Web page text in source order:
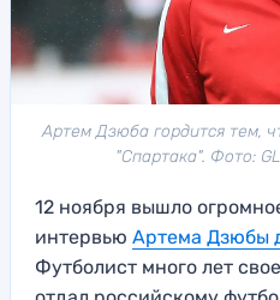
Артем Дзюба гордится тем,
"Спартака". Фото:
12 ноября вышло
интервью Артема Дзюбы
Футболист много лет